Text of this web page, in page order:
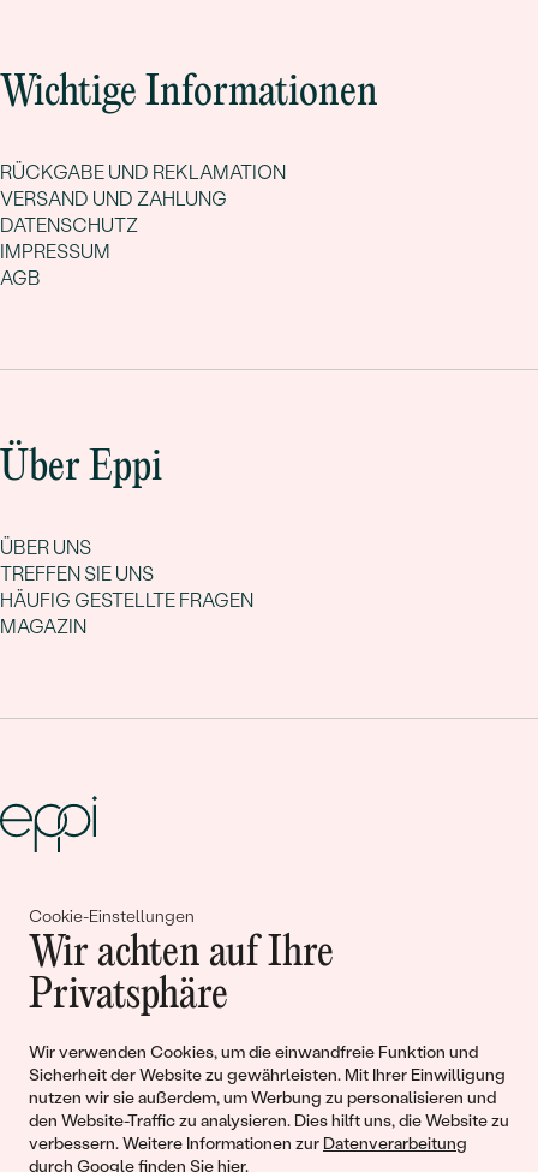
Cookie-Einstellungen
Wir achten auf Ihre
Privatsphäre
Wir verwenden Cookies, um die einwandfreie Funktion und
Sicherheit der Website zu gewährleisten. Mit Ihrer Einwilligung
nutzen wir sie außerdem, um Werbung zu personalisieren und
den Website-Traffic zu analysieren. Dies hilft uns, die Website zu
verbessern. Weitere Informationen zur Datenverarbeitung
durch Google finden Sie hier.
Wichtige Informationen
RÜCKGABE UND REKLAMATION
VERSAND UND ZAHLUNG
DATENSCHUTZ
IMPRESSUM
AGB
Über Eppi
ÜBER UNS
TREFFEN SIE UNS
HÄUFIG GESTELLTE FRAGEN
MAGAZIN
Gemeinsam erschaffen wir
Geschichten von Schönheit und
Liebe
Begleiten Sie uns!